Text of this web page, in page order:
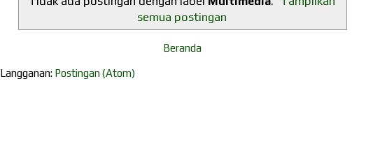
semua postingan
Beranda
Langganan: Postingan (Atom)